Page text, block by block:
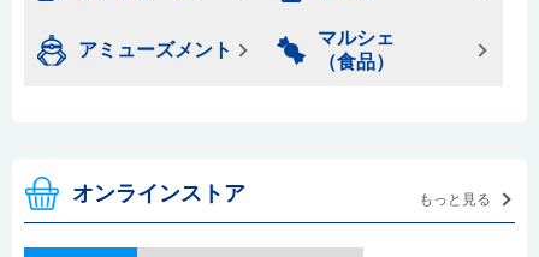
アミューズメント
マルシェ
（食品）
オンラインストア もっと見る